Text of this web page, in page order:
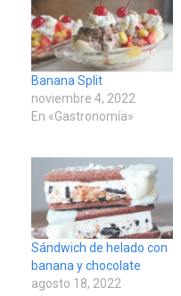
Banana Split
noviembre 4, 2022
En «Gastronomía»
Sándwich de helado con
banana y chocolate
agosto 18, 2022